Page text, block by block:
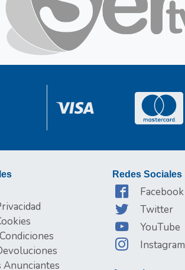
Anunciantes
Redes Sociales
Facebook
Twitter
YouTube
Instagram